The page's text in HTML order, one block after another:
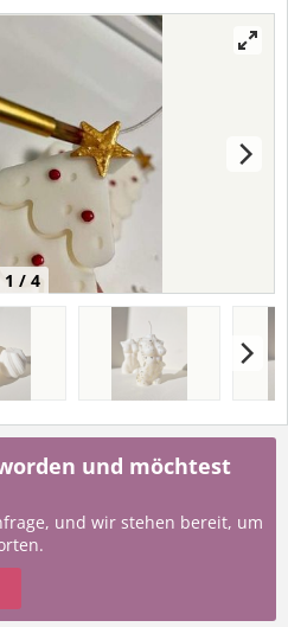
1 / 4
und möchtest
und wir stehen bereit, um